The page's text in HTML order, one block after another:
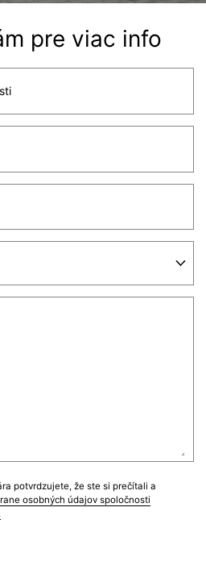
pre viac info
potvrdzujete, že ste si prečítali a
osobných údajov spoločnosti